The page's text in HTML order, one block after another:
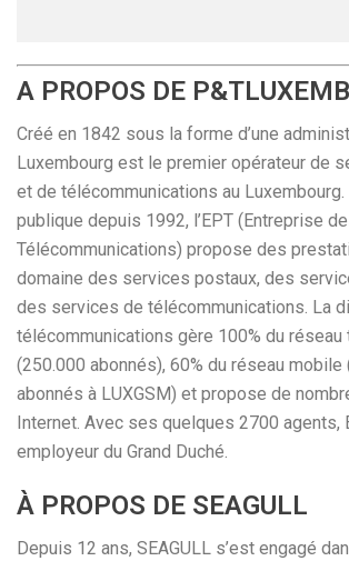
A PROPOS DE
Créé en 1842 sous la forme d’une
Luxembourg est le premier opérateur de
et de télécommunications au
publique depuis 1992, l’EPT (Entreprise
Télécommunications) propose des
domaine des services postaux, des
des services de télécommunications. La
télécommunications gère 100% du
(250.000 abonnés), 60% du réseau mobile
abonnés à LUXGSM) et propose de
Internet. Avec ses quelques 2700 agents,
employeur du Grand Duché.
À PROPOS DE SEAGULL
Depuis 12 ans, SEAGULL s’est engagé